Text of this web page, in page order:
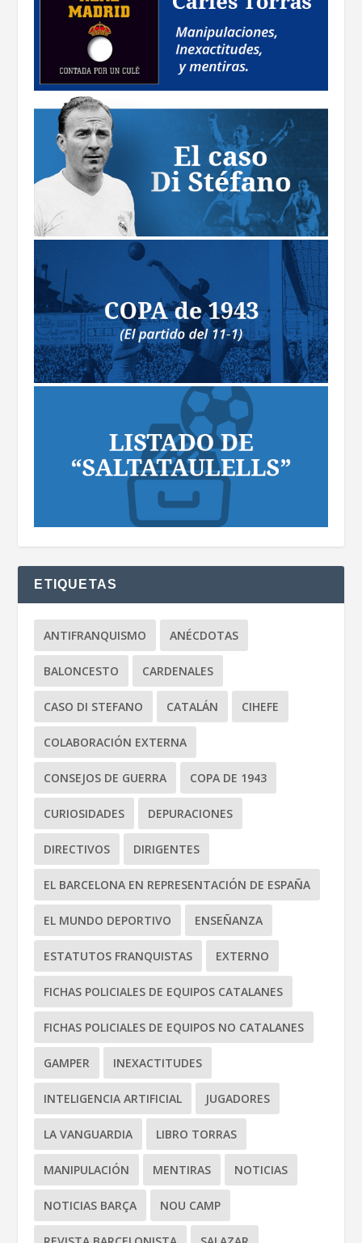
ETIQUETAS
ANTIFRANQUISMO ANÉCDOTAS
BALONCESTO CARDENALES
CASO DI STEFANO CATALÁN CIHEFE
COLABORACIÓN EXTERNA
CONSEJOS DE GUERRA COPA DE 1943
CURIOSIDADES DEPURACIONES
DIRECTIVOS DIRIGENTES
EL BARCELONA EN REPRESENTACIÓN DE ESPAÑA
EL MUNDO DEPORTIVO ENSEÑANZA
ESTATUTOS FRANQUISTAS EXTERNO
FICHAS POLICIALES DE EQUIPOS CATALANES
FICHAS POLICIALES DE EQUIPOS NO CATALANES
GAMPER INEXACTITUDES
INTELIGENCIA ARTIFICIAL JUGADORES
LA VANGUARDIA LIBRO TORRAS
MANIPULACIÓN MENTIRAS NOTICIAS
NOTICIAS BARÇA NOU CAMP